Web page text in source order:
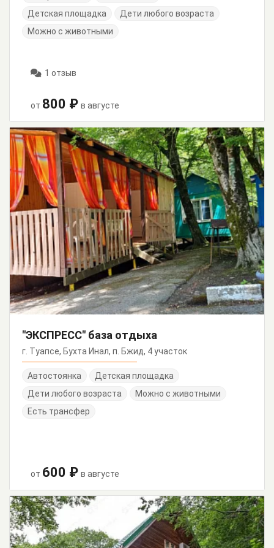
Детская площадка
Дети любого возраста
Можно с животными
1 отзыв
от 800 ₽ в августе
"ЭКСПРЕСС" база отдыха
г. Туапсе, Бухта Инал, п. Бжид, 4 участок
Автостоянка
Детская площадка
Дети любого возраста
Можно с животными
Есть трансфер
от 600 ₽ в августе